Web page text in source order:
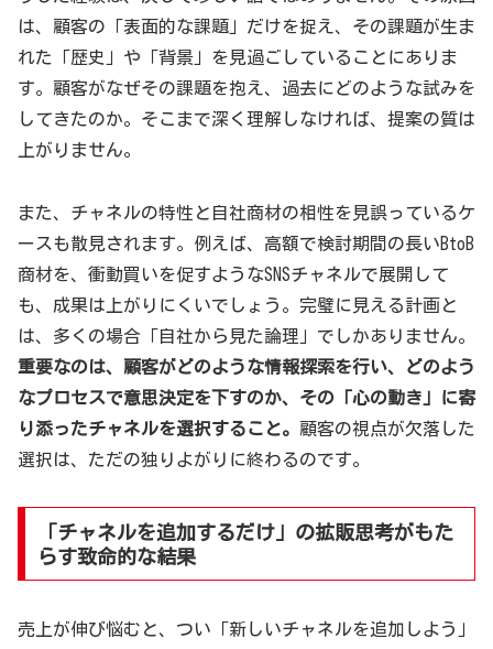
は、顧客の「表面的な課題」だけを捉え、その課題が生ま
れた「歴史」や「背景」を見過ごしていることにありま
す。顧客がなぜその課題を抱え、過去にどのような試みを
してきたのか。そこまで深く理解しなければ、提案の質は
上がりません。
また、チャネルの特性と自社商材の相性を見誤っているケ
ースも散見されます。例えば、高額で検討期間の長いBtoB
商材を、衝動買いを促すようなSNSチャネルで展開して
も、成果は上がりにくいでしょう。完璧に見える計画と
は、多くの場合「自社から見た論理」でしかありません。
重要なのは、顧客がどのような情報探索を行い、どのよう
なプロセスで意思決定を下すのか、その「心の動き」に寄
り添ったチャネルを選択すること。 顧客の視点が欠落した
選択は、ただの独りよがりに終わるのです。
「チャネルを追加するだけ」の拡販思考がもた
らす致命的な結果
売上が伸び悩むと、つい「新しいチャネルを追加しよう」